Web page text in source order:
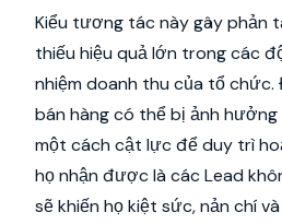
Kiểu tương tác này gây phản
thiếu hiệu quả lớn trong các
nhiệm doanh thu của tổ
bán hàng có thể bị ảnh hưởng
một cách cật lực để duy trì
họ nhận được là các Lead
sẽ khiến họ kiệt sức, nản chí